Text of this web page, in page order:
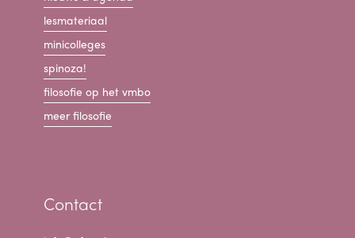
lesmateriaal
minicolleges
spinoza!
filosofie op het vmbo
meer filosofie
Contact